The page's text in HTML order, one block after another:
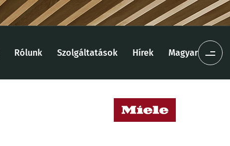
Rólunk Szolgáltatások Hírek Magyar